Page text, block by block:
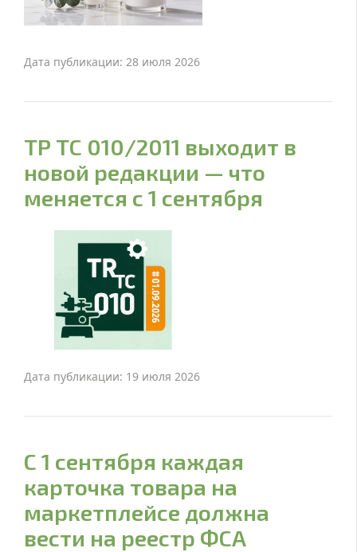
Дата публикации: 28 июля 2026
ТР ТС 010/2011 выходит в
новой редакции — что
меняется с 1 сентября
Дата публикации: 19 июля 2026
С 1 сентября каждая
карточка товара на
маркетплейсе должна
вести на реестр ФСА